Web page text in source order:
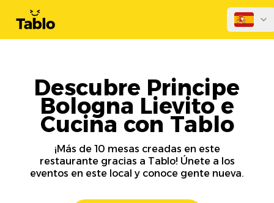
Descubre Principe
Bologna Lievito e
Cucina con Tablo
¡Más de 10 mesas creadas en este
restaurante gracias a Tablo! Únete a los
eventos en este local y conoce gente nueva.